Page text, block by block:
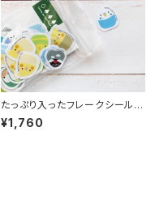
たっぷり入ったフレークシール
オールスター クリア
¥1,760